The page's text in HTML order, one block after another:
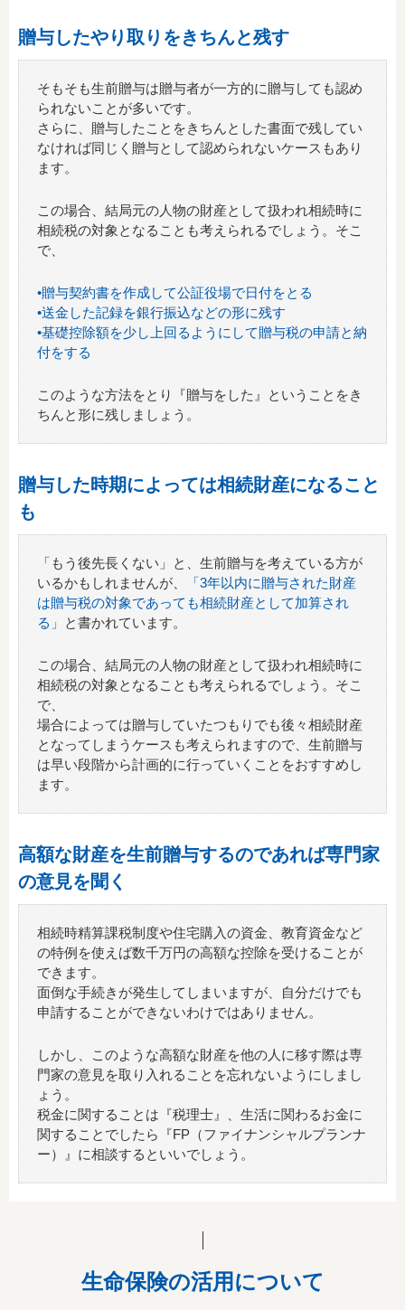
贈与したやり取りをきちんと残す
そもそも生前贈与は贈与者が一方的に贈与しても認め
られないことが多いです。
さらに、贈与したことをきちんとした書面で残してい
なければ同じく贈与として認められないケースもあり
ます。
この場合、結局元の人物の財産として扱われ相続時に
相続税の対象となることも考えられるでしょう。そこ
で、
•贈与契約書を作成して公証役場で日付をとる
•送金した記録を銀行振込などの形に残す
•基礎控除額を少し上回るようにして贈与税の申請と納
付をする
このような方法をとり『贈与をした』ということをき
ちんと形に残しましょう。
贈与した時期によっては相続財産になること
も
「もう後先長くない」と、生前贈与を考えている方が
いるかもしれませんが、
「3年以内に贈与された財産
は贈与税の対象であっても相続財産として加算され
る」
と書かれています。
この場合、結局元の人物の財産として扱われ相続時に
相続税の対象となることも考えられるでしょう。そこ
で、
場合によっては贈与していたつもりでも後々相続財産
となってしまうケースも考えられますので、生前贈与
は早い段階から計画的に行っていくことをおすすめし
ます。
高額な財産を生前贈与するのであれば専門家
の意見を聞く
相続時精算課税制度や住宅購入の資金、教育資金など
の特例を使えば数千万円の高額な控除を受けることが
できます。
面倒な手続きが発生してしまいますが、自分だけでも
申請することができないわけではありません。
しかし、このような高額な財産を他の人に移す際は専
門家の意見を取り入れることを忘れないようにしまし
ょう。
税金に関することは『税理士』、生活に関わるお金に
関することでしたら『FP（ファイナンシャルプランナ
ー）』に相談するといいでしょう。
生命保険の活用について